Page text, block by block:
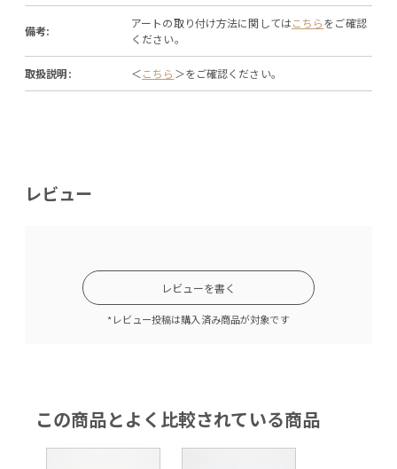
備考:
アートの取り付け方法に関してはこちらをご確認
ください。
取扱説明: ＜こちら ＞をご確認ください。
レビュー
レビューを書く
*レビュー投稿は購入済み商品が対象です
この商品とよく比較されている商品